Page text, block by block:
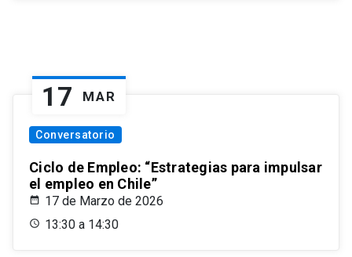
17 MAR
Conversatorio
Ciclo de Empleo: “Estrategias para impulsar
el empleo en Chile”
17 de Marzo de 2026
13:30 a 14:30